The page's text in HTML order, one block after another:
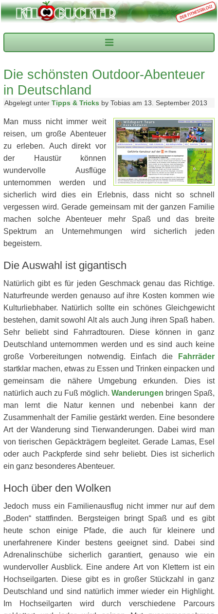
Die schönsten Outdoor-Abenteuer
in Deutschland
Abgelegt unter Tipps & Tricks by Tobias am 13. September 2013
Man muss nicht immer weit
reisen, um große Abenteuer
zu erleben. Auch direkt vor
der Haustür können
wundervolle Ausflüge
unternommen werden und
sicherlich wird dies ein Erlebnis, dass nicht so schnell
vergessen wird. Gerade gemeinsam mit der ganzen Familie
machen solche Abenteuer mehr Spaß und das breite
Spektrum an Unternehmungen wird sicherlich jeden
begeistern.
Die Auswahl ist gigantisch
Natürlich gibt es für jeden Geschmack genau das Richtige.
Naturfreunde werden genauso auf ihre Kosten kommen wie
Kulturliebhaber. Natürlich sollte ein schönes Gleichgewicht
bestehen, damit sowohl Alt als auch Jung ihren Spaß haben.
Sehr beliebt sind Fahrradtouren. Diese können in ganz
Deutschland unternommen werden und es sind auch keine
große Vorbereitungen notwendig. Einfach die
Fahrräder
startklar machen, etwas zu Essen und Trinken einpacken und
gemeinsam die nähere Umgebung erkunden. Dies ist
natürlich auch zu Fuß möglich. Wanderungen bringen Spaß,
man lernt die Natur kennen und nebenbei kann der
Zusammenhalt der Familie gestärkt werden. Eine besondere
Art der Wanderung sind Tierwanderungen. Dabei wird man
von tierischen Gepäckträgern begleitet. Gerade Lamas, Esel
oder auch Packpferde sind sehr beliebt. Dies ist sicherlich
ein ganz besonderes Abenteuer.
Hoch über den Wolken
Jedoch muss ein Familienausflug nicht immer nur auf dem
„Boden“ stattfinden. Bergsteigen bringt Spaß und es gibt
heute schon einige Pfade, die auch für kleinere und
unerfahrenere Kinder bestens geeignet sind. Dabei sind
Adrenalinschübe sicherlich garantiert, genauso wie ein
wundervoller Ausblick. Eine andere Art von Klettern ist ein
Hochseilgarten. Diese gibt es in großer Stückzahl in ganz
Deutschland und sind natürlich immer wieder ein Highlight.
Im Hochseilgarten wird durch verschiedene Parcours